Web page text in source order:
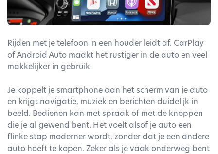
Rijden met je telefoon in een houder leidt af. CarPlay
of Android Auto maakt het rustiger in de auto en veel
makkelijker in gebruik.
Je koppelt je smartphone aan het scherm van je auto
en krijgt navigatie, muziek en berichten duidelijk in
beeld. Bedienen kan met spraak of met de knoppen
die je al gewend bent. Het voelt alsof je auto een
flinke stap moderner wordt, zonder dat je een andere
auto hoeft te kopen. Zeker als je vaak onderweg bent